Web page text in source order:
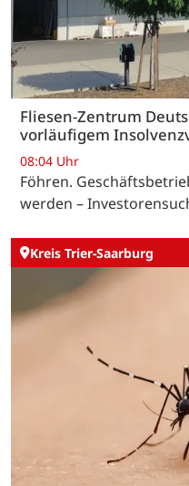
Fliesen-Zentrum
vorläufigem
08:04 Uhr
Föhren.
werden –
Kreis Trier-Saarburg